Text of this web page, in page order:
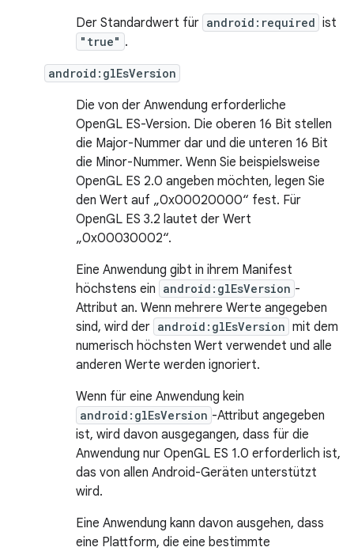
Der Standardwert für android:required ist
"true" .
android:glEsVersion
Die von der Anwendung erforderliche
OpenGL ES-Version. Die oberen 16 Bit stellen
die Major-Nummer dar und die unteren 16 Bit
die Minor-Nummer. Wenn Sie beispielsweise
OpenGL ES 2.0 angeben möchten, legen Sie
den Wert auf „0x00020000“ fest. Für
OpenGL ES 3.2 lautet der Wert
„0x00030002“.
Eine Anwendung gibt in ihrem Manifest
höchstens ein android:glEsVersion -
Attribut an. Wenn mehrere Werte angegeben
sind, wird der android:glEsVersion mit dem
numerisch höchsten Wert verwendet und alle
anderen Werte werden ignoriert.
Wenn für eine Anwendung kein
android:glEsVersion -Attribut angegeben
ist, wird davon ausgegangen, dass für die
Anwendung nur OpenGL ES 1.0 erforderlich ist,
das von allen Android-Geräten unterstützt
wird.
Eine Anwendung kann davon ausgehen, dass
eine Plattform, die eine bestimmte